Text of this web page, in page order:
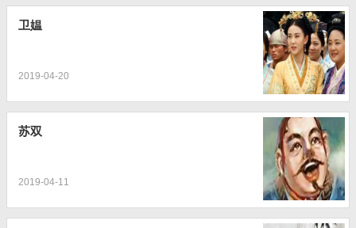
卫媪
2019-04-20
苏双
2019-04-11